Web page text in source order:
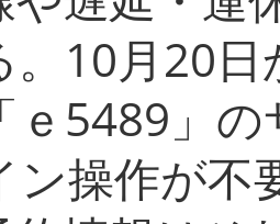
。10月20
ｅ5489」
ン操作が不